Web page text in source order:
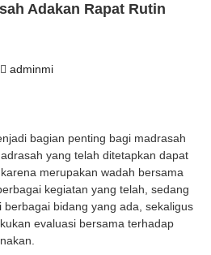
Adakan Rapat Rutin
adminmi
bagian penting bagi madrasah
yang telah ditetapkan dapat
merupakan wadah bersama
kegiatan yang telah, sedang
bidang yang ada, sekaligus
evaluasi bersama terhadap